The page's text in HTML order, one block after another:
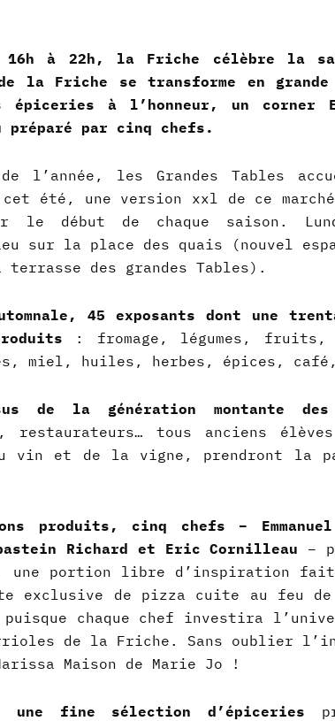
à 22h, la Friche célèbre la
de la Friche se transforme en
à l’honneur, un corner
préparé par cinq chefs.
l’année, les Grandes Tables
cet été, une version xxl de ce
le début de chaque saison.
sur la place des quais (nouvel
terrasse des grandes Tables).
45 exposants dont une
: fromage, légumes, fruits,
miel, huiles, herbes, épices, café,
de la génération montante
restaurateurs… tous anciens
vin et de la vigne, prendront la
produits, cinq chefs –
Richard et Eric Cornilleau –
une portion libre d’inspiration
exclusive de pizza cuite au feu
chaque chef investira
de la Friche. Sans oublier
Maison de Marie Jo !
une fine sélection d’épiceries